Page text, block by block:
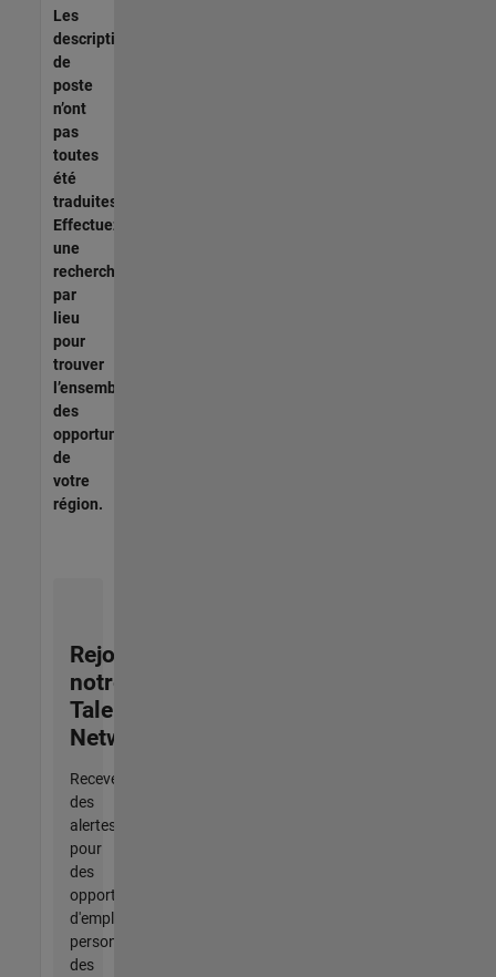
Les
descriptions
de
poste
n’ont
pas
toutes
été
traduites.
Effectuez
une
recherche
par
lieu
pour
trouver
l’ensemble
des
opportunités
de
votre
région.
Rejoignez
notre
Talent
Network
Recevez
des
alertes
pour
des
opportunités
d'emploi
personnalisées,
des